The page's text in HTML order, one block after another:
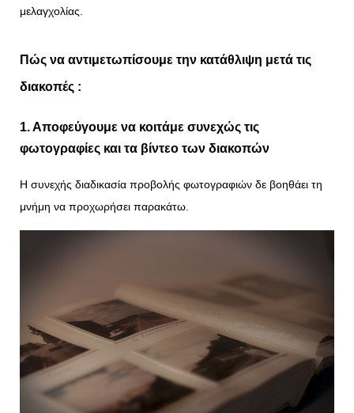
μελαγχολίας.
Πώς να αντιμετωπίσουμε την κατάθλιψη μετά τις
διακοπές :
1. Αποφεύγουμε να κοιτάμε συνεχώς τις
φωτογραφίες και τα βίντεο των διακοπών
Η συνεχής διαδικασία προβολής φωτογραφιών δε βοηθάει τη
μνήμη να προχωρήσει παρακάτω.